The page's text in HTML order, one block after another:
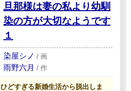
旦那様は妻の私より幼馴
染の方が大切なようです
１
染屋シノ / 画
雨野六月 / 作
ひどすぎる新婚生活から脱出しま